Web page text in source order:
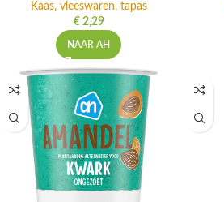
Kaas, vleeswaren, tapas
€2,29
NAAR AH